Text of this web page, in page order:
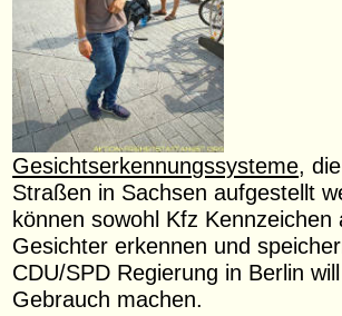
Gesichtserkennungssysteme,
Straßen in Sachsen aufgestellt
können sowohl Kfz Kennzeichen
Gesichter erkennen und
CDU/SPD Regierung in Berlin
Gebrauch machen.